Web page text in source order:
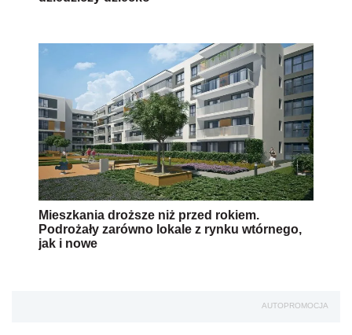
Mieszkania droższe niż przed rokiem.
Podrożały zarówno lokale z rynku wtórnego,
jak i nowe
AUTOPROMOCJA